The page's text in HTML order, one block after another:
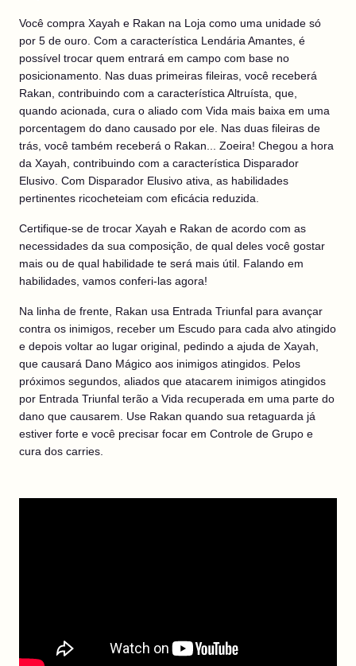
Você compra Xayah e Rakan na Loja como uma unidade só
por 5 de ouro. Com a característica Lendária Amantes, é
possível trocar quem entrará em campo com base no
posicionamento. Nas duas primeiras fileiras, você receberá
Rakan, contribuindo com a característica Altruísta, que,
quando acionada, cura o aliado com Vida mais baixa em uma
porcentagem do dano causado por ele. Nas duas fileiras de
trás, você também receberá o Rakan... Zoeira! Chegou a hora
da Xayah, contribuindo com a característica Disparador
Elusivo. Com Disparador Elusivo ativa, as habilidades
pertinentes ricocheteiam com eficácia reduzida.
Certifique-se de trocar Xayah e Rakan de acordo com as
necessidades da sua composição, de qual deles você gostar
mais ou de qual habilidade te será mais útil. Falando em
habilidades, vamos conferi-las agora!
Na linha de frente, Rakan usa Entrada Triunfal para avançar
contra os inimigos, receber um Escudo para cada alvo atingido
e depois voltar ao lugar original, pedindo a ajuda de Xayah,
que causará Dano Mágico aos inimigos atingidos. Pelos
próximos segundos, aliados que atacarem inimigos atingidos
por Entrada Triunfal terão a Vida recuperada em uma parte do
dano que causarem. Use Rakan quando sua retaguarda já
estiver forte e você precisar focar em Controle de Grupo e
cura dos carries.